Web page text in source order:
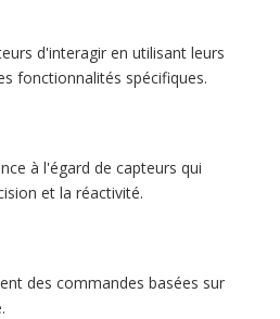
d'interagir en utilisant leurs
fonctionnalités spécifiques.
à l'égard de capteurs qui
et la réactivité.
des commandes basées sur